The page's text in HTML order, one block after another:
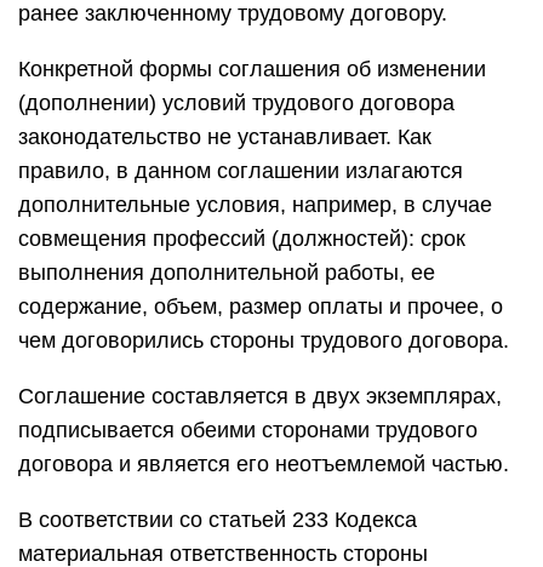
ранее заключенному трудовому договору.
Конкретной формы соглашения об изменении
(дополнении) условий трудового договора
законодательство не устанавливает. Как
правило, в данном соглашении излагаются
дополнительные условия, например, в случае
совмещения профессий (должностей): срок
выполнения дополнительной работы, ее
содержание, объем, размер оплаты и прочее, о
чем договорились стороны трудового договора.
Соглашение составляется в двух экземплярах,
подписывается обеими сторонами трудового
договора и является его неотъемлемой частью.
В соответствии со статьей 233 Кодекса
материальная ответственность стороны